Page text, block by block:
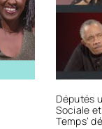
Députés
Sociale
Temps’